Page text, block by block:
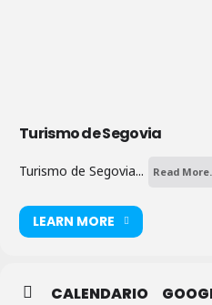
Turismo de Segovia
Turismo de Segovia... Read More.
LEARN MORE
CALENDARIO